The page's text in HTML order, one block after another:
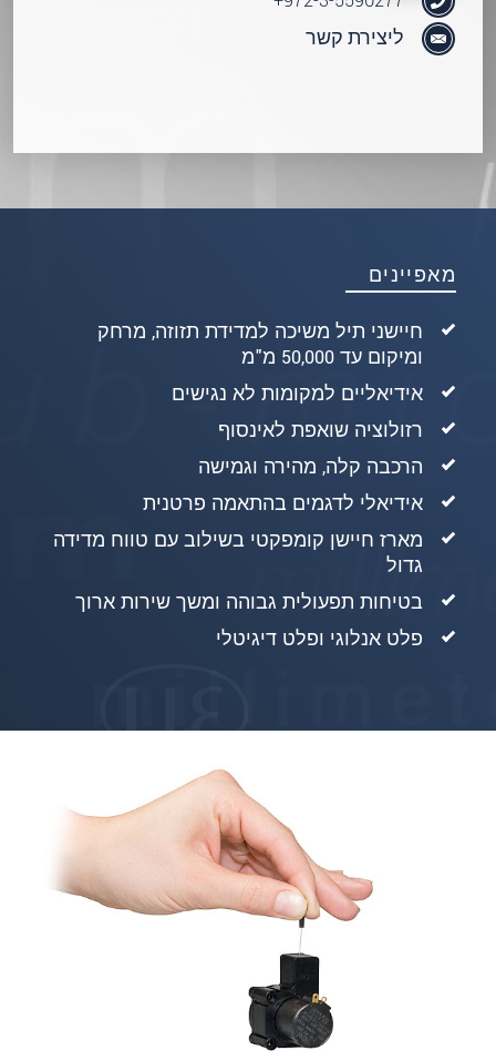
מאפיינים
חיישני תיל משיכה למדידת תזוזה, מרחק
ומיקום עד 50,000 מ"מ
אידיאליים למקומות לא נגישים
רזולוציה שואפת לאינסוף
הרכבה קלה, מהירה וגמישה
אידיאלי לדגמים בהתאמה פרטנית
מארז חיישן קומפקטי בשילוב עם טווח מדידה
גדול
בטיחות תפעולית גבוהה ומשך שירות ארוך
פלט אנלוגי ופלט דיגיטלי
ליצירת קשר